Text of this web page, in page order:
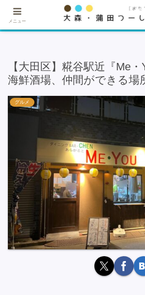
★記事・広告掲載希望はこ
【大田区】糀谷駅近『Me
海鮮酒場、仲間ができる場
グルメ
メニュー